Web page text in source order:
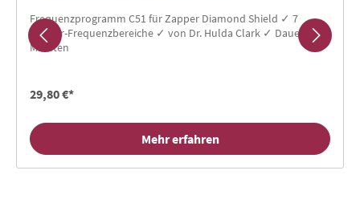
Frequenzprogramm C51 für Zapper Diamond Shield ✓ 7
Erreger-Frequenzbereiche ✓ von Dr. Hulda Clark ✓ Dauer 55
Minuten
29,80 €*
Mehr erfahren